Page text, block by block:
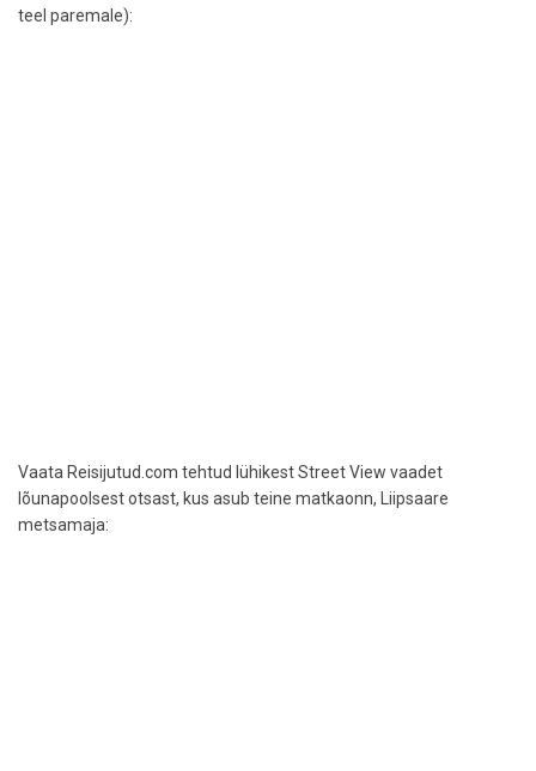
teel paremale):
Vaata Reisijutud.com tehtud lühikest Street View vaadet
lõunapoolsest otsast, kus asub teine matkaonn, Liipsaare
metsamaja: